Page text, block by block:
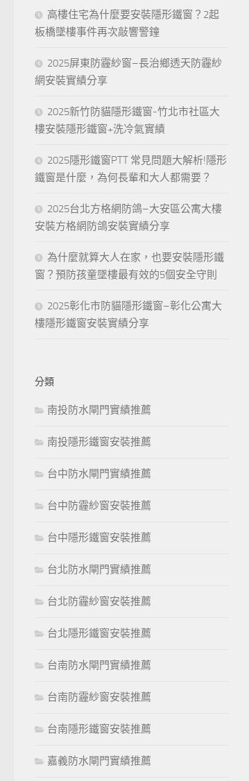
高樓住宅為什麼要安裝隱形鐵窗？2起
板橋墜樓事件再次敲響警鐘
2025屏東防霾紗窗–長治鄉透天防霾紗
網安裝實績分享
2025新竹防貓隱形鐵窗-竹北市社區大
樓安裝隱形鐵窗+洗冷氣實績
2025隱形鐵窗PTT 常見問題大解析!隱形
鐵窗是什麼，為何長輩和大人都需要？
2025台北方格網防鴿–大安區公寓大樓
安裝方格網防鴿安裝實績分享
為什麼就算大人在家，也要安裝隱形鐵
窗？預防孩童墜樓最有效的5個安全守則
2025彰化市防貓隱形鐵窗–彰化公寓大
樓隱形鐵窗安裝實績分享
分類
南投防水閘門實績推薦
南投隱形鐵窗安裝推薦
台中防水閘門實績推薦
台中防霾紗窗安裝推薦
台中隱形鐵窗安裝推薦
台北防水閘門實績推薦
台北防霾紗窗安裝推薦
台北隱形鐵窗安裝推薦
台南防水閘門實績推薦
台南防霾紗窗安裝推薦
台南隱形鐵窗安裝推薦
嘉義防水閘門實績推薦